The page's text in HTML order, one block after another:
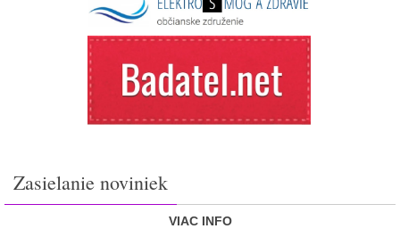
Zasielanie noviniek
VIAC INFO